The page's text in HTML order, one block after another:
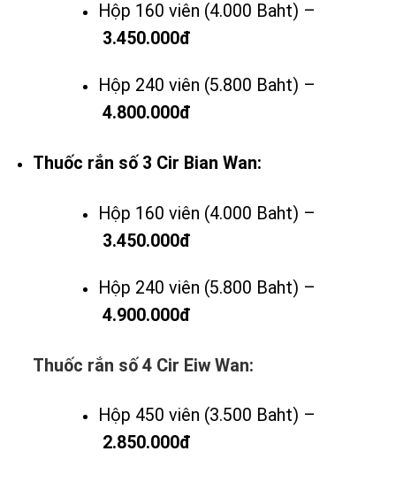
Hộp 160 viên (4.000 Baht) –
3.450.000đ
Hộp 240 viên (5.800 Baht) –
4.800.000đ
Thuốc rắn số 3 Cir Bian Wan:
Hộp 160 viên (4.000 Baht) –
3.450.000đ
Hộp 240 viên (5.800 Baht) –
4.900.000đ
Thuốc rắn số 4 Cir Eiw Wan:
Hộp 450 viên (3.500 Baht) –
2.850.000đ